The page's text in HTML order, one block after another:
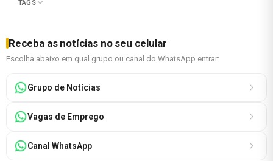
TAGS
Receba as notícias no seu celular
Escolha abaixo em qual grupo ou canal do WhatsApp entrar:
Grupo de Notícias
Vagas de Emprego
Canal WhatsApp